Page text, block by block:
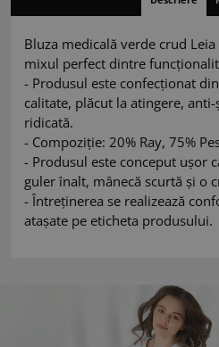
Bluza medicală verde crud
mixul perfect dintre
- Produsul este confecționat
calitate, plăcut la atingere,
ridicată.
- Compoziție: 20% Ray, 75%
- Produsul este conceput ușor
guler înalt, mânecă scurtă și o
- Întreținerea se realizează
atașate pe eticheta produsului.